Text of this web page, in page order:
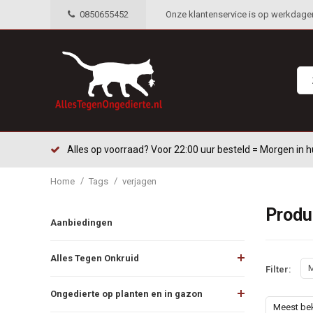
0850655452 Onze klantenservice is op
Alles op voorraad? Voor 22:00 uur besteld = Morgen in
Home / Tags / verjagen
Aanbiedingen
Alles Tegen Onkruid
Ongedierte op planten en in gazon
Filter:
Meest